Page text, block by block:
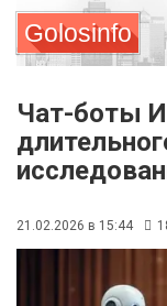
Golosinfo
Чат-боты
21.02.2026 в 15:44